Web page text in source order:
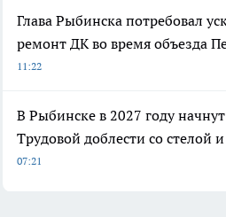
Глава Рыбинска потребовал
ремонт ДК во время объезда
11:22
В Рыбинске в 2027 году
Трудовой доблести со стелой
07:21